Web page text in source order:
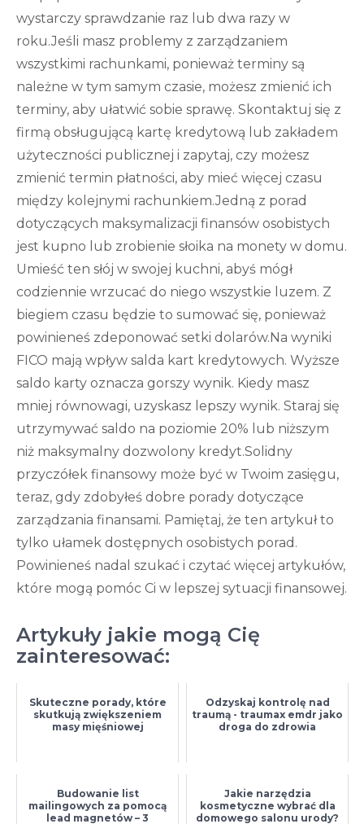
wystarczy sprawdzanie raz lub dwa razy w
roku.Jeśli masz problemy z zarządzaniem
wszystkimi rachunkami, ponieważ terminy są
należne w tym samym czasie, możesz zmienić ich
terminy, aby ułatwić sobie sprawę. Skontaktuj się z
firmą obsługującą kartę kredytową lub zakładem
użyteczności publicznej i zapytaj, czy możesz
zmienić termin płatności, aby mieć więcej czasu
między kolejnymi rachunkiem.Jedną z porad
dotyczących maksymalizacji finansów osobistych
jest kupno lub zrobienie słoika na monety w domu.
Umieść ten słój w swojej kuchni, abyś mógł
codziennie wrzucać do niego wszystkie luzem. Z
biegiem czasu będzie to sumować się, ponieważ
powinieneś zdeponować setki dolarów.Na wyniki
FICO mają wpływ salda kart kredytowych. Wyższe
saldo karty oznacza gorszy wynik. Kiedy masz
mniej równowagi, uzyskasz lepszy wynik. Staraj się
utrzymywać saldo na poziomie 20% lub niższym
niż maksymalny dozwolony kredyt.Solidny
przyczółek finansowy może być w Twoim zasięgu,
teraz, gdy zdobyłeś dobre porady dotyczące
zarządzania finansami. Pamiętaj, że ten artykuł to
tylko ułamek dostępnych osobistych porad.
Powinieneś nadal szukać i czytać więcej artykułów,
które mogą pomóc Ci w lepszej sytuacji finansowej.
Artykuły jakie mogą Cię
zainteresować:
Skuteczne porady, które
skutkują zwiększeniem
masy mięśniowej
Odzyskaj kontrolę nad
traumą - traumax emdr jako
droga do zdrowia
Budowanie list
mailingowych za pomocą
lead magnetów – 3
Jakie narzędzia
kosmetyczne wybrać dla
domowego salonu urody?